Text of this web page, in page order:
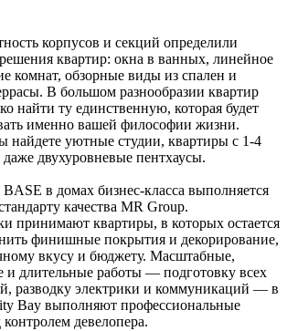
корпусов и секций определили
квартир: окна в ванных, линейное
комнат, обзорные виды из спален и
В большом разнообразии квартир
найти ту единственную, которая будет
именно вашей философии жизни.
найдете уютные студии, квартиры с 1-4
двухуровневые пентхаусы.
в домах бизнес‑класса выполняется
качества MR Group.
принимают квартиры, в которых остается
финишные покрытия и декорирование,
вкусу и бюджету. Масштабные,
и длительные работы — подготовку всех
разводку электрики и коммуникаций — в
Bay выполняют профессиональные
девелопера.